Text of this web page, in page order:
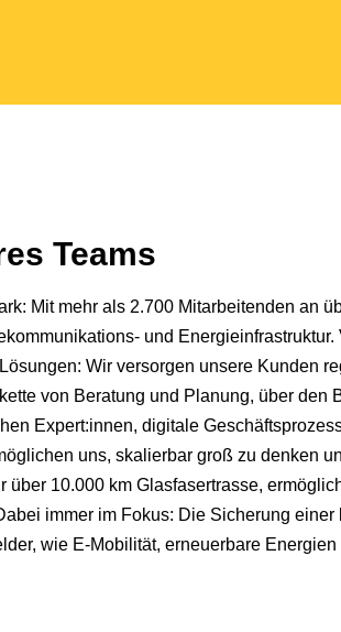
Teams
Mit mehr als 2.700 Mitarbeitenden an
und
Wir versorgen unsere Kunden
von Beratung und Planung, über
Expert:innen, digitale
uns, skalierbar groß zu denken
über 10.000 km Glasfasertrasse,
immer im Fokus: Die Sicherung
wie E-Mobilität, erneuerbare